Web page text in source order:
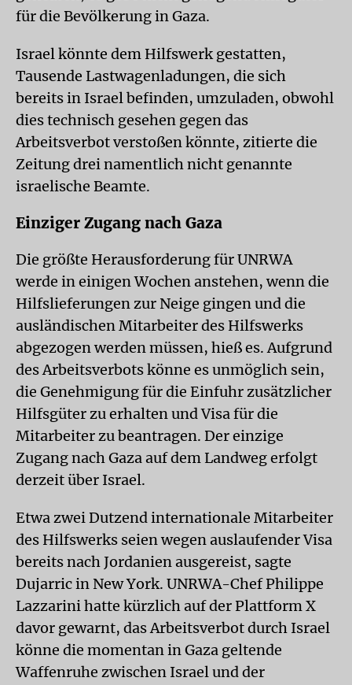
für die Bevölkerung in Gaza.
Israel könnte dem Hilfswerk gestatten,
Tausende Lastwagenladungen, die sich
bereits in Israel befinden, umzuladen, obwohl
dies technisch gesehen gegen das
Arbeitsverbot verstoßen könnte, zitierte die
Zeitung drei namentlich nicht genannte
israelische Beamte.
Einziger Zugang nach Gaza
Die größte Herausforderung für UNRWA
werde in einigen Wochen anstehen, wenn die
Hilfslieferungen zur Neige gingen und die
ausländischen Mitarbeiter des Hilfswerks
abgezogen werden müssen, hieß es. Aufgrund
des Arbeitsverbots könne es unmöglich sein,
die Genehmigung für die Einfuhr zusätzlicher
Hilfsgüter zu erhalten und Visa für die
Mitarbeiter zu beantragen. Der einzige
Zugang nach Gaza auf dem Landweg erfolgt
derzeit über Israel.
Etwa zwei Dutzend internationale Mitarbeiter
des Hilfswerks seien wegen auslaufender Visa
bereits nach Jordanien ausgereist, sagte
Dujarric in New York. UNRWA-Chef Philippe
Lazzarini hatte kürzlich auf der Plattform X
davor gewarnt, das Arbeitsverbot durch Israel
könne die momentan in Gaza geltende
Waffenruhe zwischen Israel und der